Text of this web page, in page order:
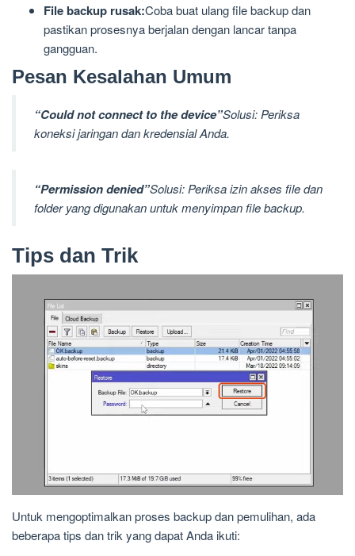
File backup rusak:Coba buat ulang file backup dan
pastikan prosesnya berjalan dengan lancar tanpa
gangguan.
Pesan Kesalahan Umum
“Could not connect to the device”Solusi: Periksa
koneksi jaringan dan kredensial Anda.
“Permission denied”Solusi: Periksa izin akses file dan
folder yang digunakan untuk menyimpan file backup.
Tips dan Trik
Untuk mengoptimalkan proses backup dan pemulihan, ada
beberapa tips dan trik yang dapat Anda ikuti: